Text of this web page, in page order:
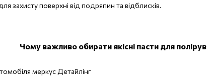
захисту поверхні від подряпин та відблисків.
Чому важливо обирати якісні пасти для